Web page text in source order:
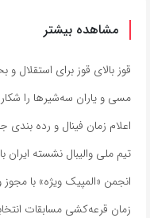
مشاهده بیشتر
قوز بالای قوز برای استقلال
مسی و یاران سه‌شیرها را شکار
اعلام زمان فینال و رده بندی جام
تیم ملی والیبال نشسته
انجمن «المپیک ویژه» با
زمان قرعه‌کشی مسابقات انتخابی جام